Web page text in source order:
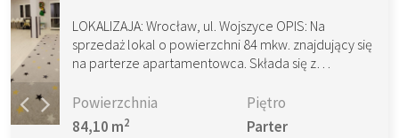
LOKALIZAJA: Wrocław, ul. Wojszyce OPIS: Na
sprzedaż lokal o powierzchni 84 mkw. znajdujący się
na parterze apartamentowca. Składa się z…
Powierzchnia
84,10 m2
Piętro
Parter